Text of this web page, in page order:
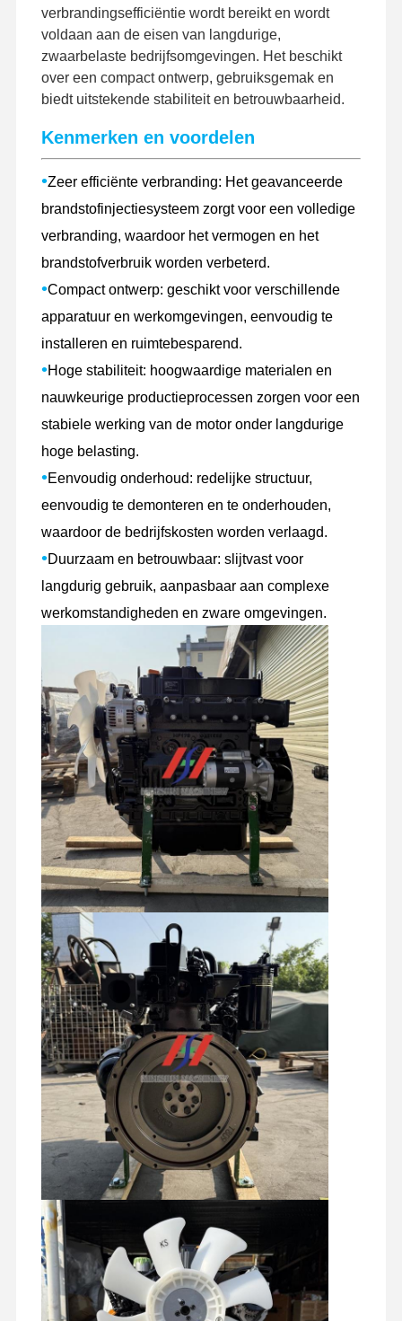
Thuis Producten VR -show Over Ons
Role
Contact Met
Gevallen
Perkins Engine
Kubota-motor
Motor van de Isuzu
Cummins -motor
dieselmotor
Graafmotor
de uitrusting van de motorverbouwing
Injectiepomp
Turbocompressorassemblage
Overige motoronderdelen
Elektronisch Controlesysteem
elektrische onderdelen van motoren
Motorbrandstofsysteem
Graafmachine hydraulische onderdelen
reserveonderdelen voor graafmachines
verbrandingsefficiëntie wordt bereikt en wordt
voldaan aan de eisen van langdurige,
zwaarbelaste bedrijfsomgevingen. Het beschikt
over een compact ontwerp, gebruiksgemak en
biedt uitstekende stabiliteit en betrouwbaarheid.
Kenmerken en voordelen
•Zeer efficiënte verbranding: Het geavanceerde
brandstofinjectiesysteem zorgt voor een volledige
verbranding, waardoor het vermogen en het
brandstofverbruik worden verbeterd.
•Compact ontwerp: geschikt voor verschillende
apparatuur en werkomgevingen, eenvoudig te
installeren en ruimtebesparend.
•Hoge stabiliteit: hoogwaardige materialen en
nauwkeurige productieprocessen zorgen voor een
stabiele werking van de motor onder langdurige
hoge belasting.
•Eenvoudig onderhoud: redelijke structuur,
eenvoudig te demonteren en te onderhouden,
waardoor de bedrijfskosten worden verlaagd.
•Duurzaam en betrouwbaar: slijtvast voor
langdurig gebruik, aanpasbaar aan complexe
werkomstandigheden en zware omgevingen.